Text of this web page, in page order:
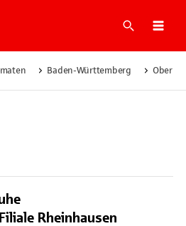
Suche
Baden-Württemberg
Rheinhausen